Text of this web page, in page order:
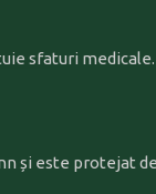
sfaturi medicale.
și este protejat